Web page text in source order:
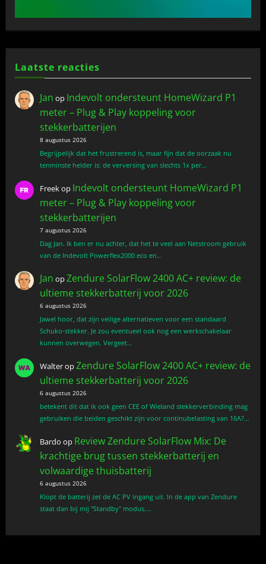
Laatste reacties
Jan op Indevolt ondersteunt HomeWizard P1
meter – Plug & Play koppeling voor
stekkerbatterijen
8 augustus 2026
Begrijpelijk dat het frustrerend is, maar fijn dat de oorzaak nu
tenminste helder is: de verversing van slechts 1x per…
Freekop Indevolt ondersteunt HomeWizard P1
meter – Plug & Play koppeling voor
stekkerbatterijen
7 augustus 2026
Dag Jan. Ik ben er nu achter, dat het te veel aan Netstroom gebruik
van de Indevolt Powerflex2000 eco en…
Jan opZendure SolarFlow 2400 AC+ review: de
ultieme stekkerbatterij voor 2026
6 augustus 2026
Jawel hoor, dat zijn veilige alternatieven voor een standaard
Schuko-stekker. Je zou eventueel ook nog een werkschakelaar
kunnen overwegen. Vergeet…
WalteropZendure SolarFlow 2400 AC+ review: de
ultieme stekkerbatterij voor 2026
6 augustus 2026
betekent dit dat ik ook geen CEE of Wieland stekkerverbinding mag
gebruiken die beiden geschikt zijn voor continubelasting van 16A?…
Bardo op Review Zendure SolarFlow Mix: De
krachtige brug tussen stekkerbatterij en
volwaardige thuisbatterij
6 augustus 2026
Klopt de batterij zet de AC PV ingang uit. In de app van Zendure
staat dan bij mij "Standby" modus.…